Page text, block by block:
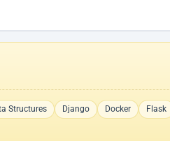
Structures Django Docker Flask